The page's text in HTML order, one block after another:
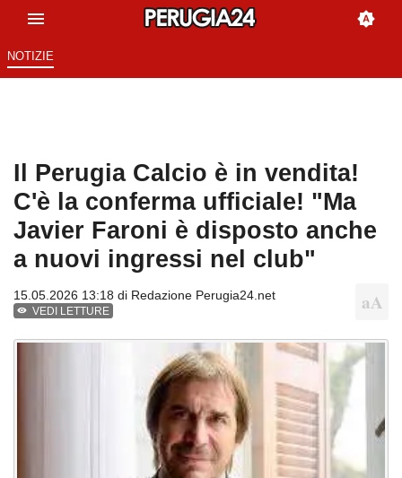
NOTIZIE
Il Perugia Calcio è in vendita!
C'è la conferma ufficiale! "Ma
Javier Faroni è disposto anche
a nuovi ingressi nel club"
15.05.2026 13:18 di Redazione Perugia24.net
VEDI LETTURE